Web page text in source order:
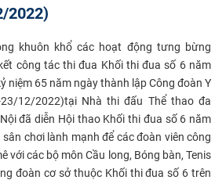
2022)
khuôn khổ các hoạt động tưng bừng
công tác thi đua Khối thi đua số 6 năm
niệm 65 năm ngày thành lập Công đoàn Y
12/2022)tại Nhà thi đấu Thể thao đa
đã diễn Hội thao Khối thi đua số 6 năm
chơi lành mạnh để các đoàn viên công
với các bộ môn Cầu long, Bóng bàn, Tenis
đoàn cơ sở thuộc Khối thi đua số 6 trên